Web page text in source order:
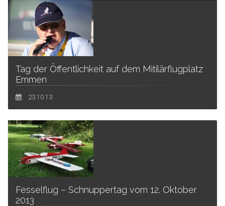
Tag der Öffentlichkeit auf dem Mitilärflugplatz
Emmen
23.10.13
Fesselflug – Schnuppertag vom 12. Oktober
2013